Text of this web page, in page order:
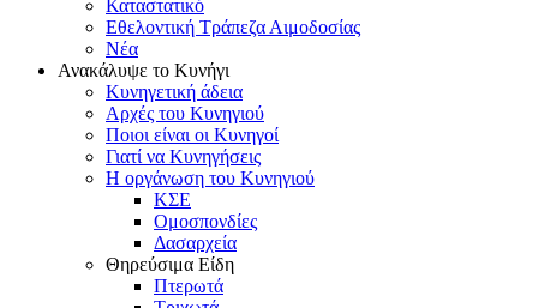
Καταστατικό
Εθελοντική Τράπεζα Αιμοδοσίας
Νέα
Ανακάλυψε το Κυνήγι
Κυνηγετική άδεια
Αρχές του Κυνηγιού
Ποιοι είναι οι Κυνηγοί
Γιατί να Κυνηγήσεις
Η οργάνωση του Κυνηγιού
ΚΣΕ
Ομοσπονδίες
Δασαρχεία
Θηρεύσιμα Είδη
Πτερωτά